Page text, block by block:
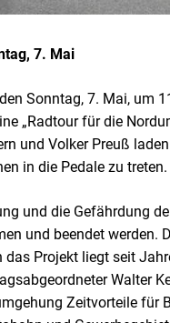
7. Mai
Sonntag, 7. Mai, um
„Radtour für die
und Volker Preuß
in die Pedale zu treten.
und die Gefährdung
und beendet werden.
Projekt liegt seit
Walter
Zeitvorteile für